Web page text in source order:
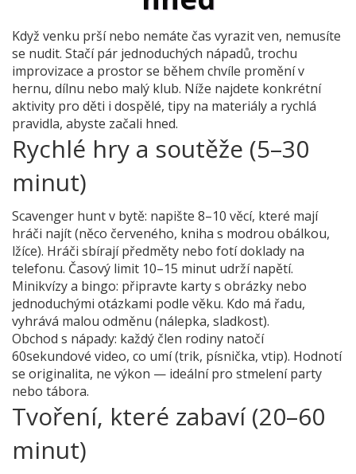
Když venku prší nebo nemáte čas vyrazit ven, nemusíte
se nudit. Stačí pár jednoduchých nápadů, trochu
improvizace a prostor se během chvíle promění v
hernu, dílnu nebo malý klub. Níže najdete konkrétní
aktivity pro děti i dospělé, tipy na materiály a rychlá
pravidla, abyste začali hned.
Rychlé hry a soutěže (5–30
minut)
Scavenger hunt v bytě: napište 8–10 věcí, které mají
hráči najít (něco červeného, kniha s modrou obálkou,
lžíce). Hráči sbírají předměty nebo fotí doklady na
telefonu. Časový limit 10–15 minut udrží napětí.
Minikvízy a bingo: připravte karty s obrázky nebo
jednoduchými otázkami podle věku. Kdo má řadu,
vyhrává malou odměnu (nálepka, sladkost).
Obchod s nápady: každý člen rodiny natočí
60sekundové video, co umí (trik, písnička, vtip). Hodnotí
se originalita, ne výkon — ideální pro stmelení party
nebo tábora.
Tvoření, které zabaví (20–60
minut)